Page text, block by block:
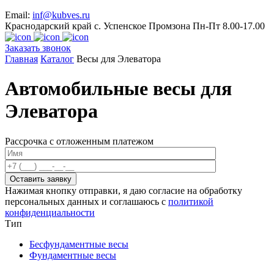
Email: inf@kubves.ru
Краснодарский край с. Успенское Промзона Пн-Пт 8.00-17.00
Заказать звонок
Главная Каталог Весы для Элеватора
Автомобильные весы для
Элеватора
Рассрочка с отложенным платежом
Оставить заявку
Нажимая кнопку отправки, я даю согласие на обработку
персональных данных и соглашаюсь с политикой
конфиденциальности
Тип
Бесфундаментные весы
Фундаментные весы